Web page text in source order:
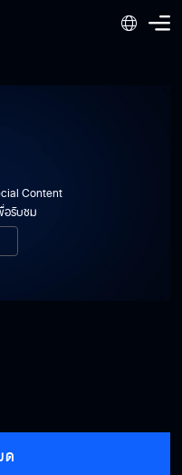
Content
อรับชม
ด